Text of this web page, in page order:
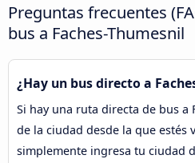
Preguntas frecuentes
bus a Faches-Thumesnil
¿Hay un bus directo a
Si hay una ruta directa de bus a
de la ciudad desde la que estés
simplemente ingresa tu ciudad